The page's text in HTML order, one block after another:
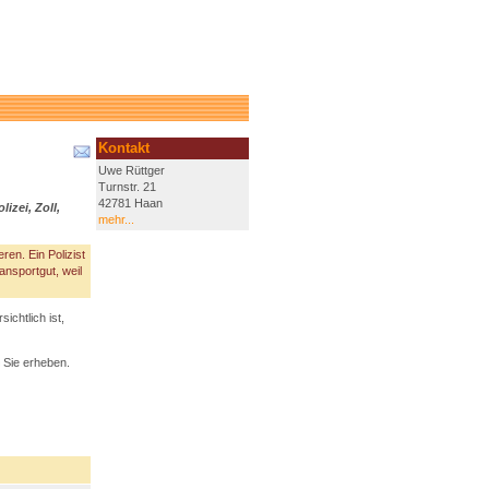
Zoll,
Ein Polizist
weil
ist,
erheben.
Kontakt
Uwe Rüttger
Turnstr. 21
42781 Haan
mehr...